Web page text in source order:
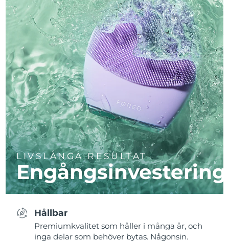
LIVSLÅNGA RESULTAT
Engångsinvestering
Hållbar
Premiumkvalitet som håller i många år, och
inga delar som behöver bytas. Någonsin.